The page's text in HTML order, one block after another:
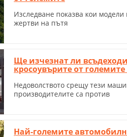
Изследване показва кои
жертви на пътя
Ще изчезнат ли
кросоувърите от големите
Недоволството срещу тези
производителите са против
Най-големите